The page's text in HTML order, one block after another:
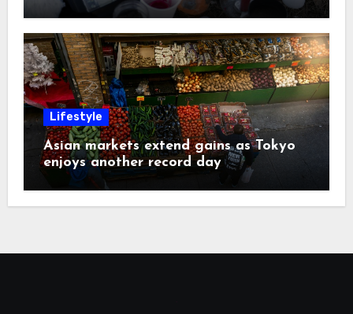
Lifestyle
Asian markets extend gains as Tokyo
enjoys another record day